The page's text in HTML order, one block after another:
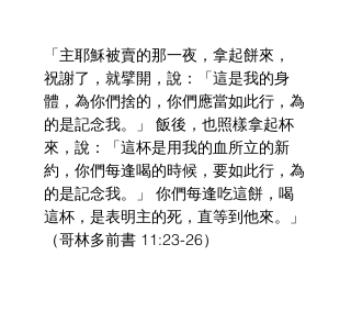
「主耶穌被賣的那一夜，拿起餅來，
祝謝了，就擘開，說：「這是我的身
體，為你們捨的，你們應當如此行，為
的是記念我。」 飯後，也照樣拿起杯
來，說：「這杯是用我的血所立的新
約，你們每逢喝的時候，要如此行，為
的是記念我。」 你們每逢吃這餅，喝
這杯，是表明主的死，直等到他來。」
（哥林多前書 11:23-26）